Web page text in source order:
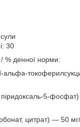
30
/ % денної норми:
альфа-
піридоксаль-5-
цитрат) — 50